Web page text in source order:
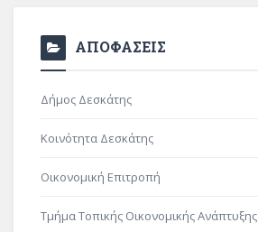
ΑΠΟΦΑΣΕΙΣ
Δήμος Δεσκάτης
Κοινότητα Δεσκάτης
Οικονομική Επιτροπή
Τμήμα Τοπικής Οικονομικής Ανάπτυξης